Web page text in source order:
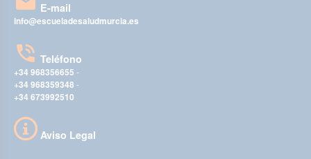
E-mail
info@escueladesaludmurcia.es
Teléfono
+34 968356655 -
+34 968359348 -
+34 673992510
Aviso Legal